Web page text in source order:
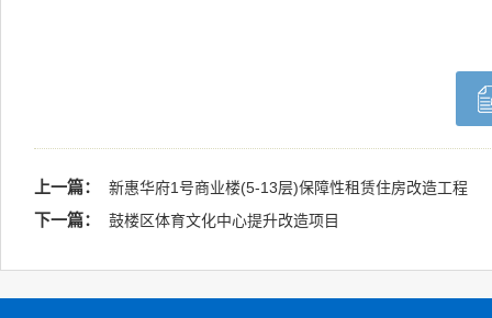
上一篇： 新惠华府1号商业楼(5-13层)保障性租赁住房改造工程
下一篇： 鼓楼区体育文化中心提升改造项目